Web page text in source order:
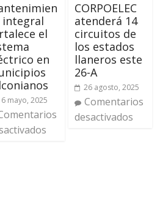
el
en
mayo, 2025
‎CORPOELEC
atenderá 14
circuitos de
los estados
llaneros este
26-A
26 agosto, 2025
Comentarios
desactivados